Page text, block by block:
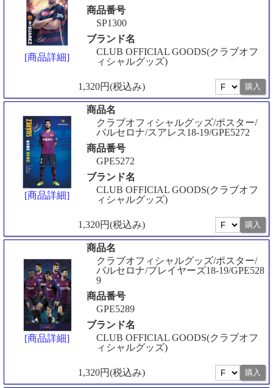
[商品詳細]
商品番号
SP1300
ブランド名
CLUB OFFICIAL GOODS(クラブオフ
ィシャルグッズ)
1,320円(税込み)
[商品詳細]
商品名
クラブオフィシャルグッズ/ポスター/
バルセロナ/スアレス18-19/GPE5272
商品番号
GPE5272
ブランド名
CLUB OFFICIAL GOODS(クラブオフ
ィシャルグッズ)
1,320円(税込み)
[商品詳細]
商品名
クラブオフィシャルグッズ/ポスター/
バルセロナ/プレイヤーズ18-19/GPE528
9
商品番号
GPE5289
ブランド名
CLUB OFFICIAL GOODS(クラブオフ
ィシャルグッズ)
1,320円(税込み)